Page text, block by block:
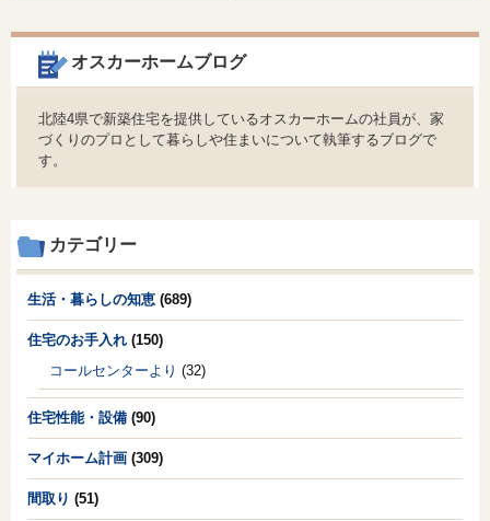
オスカーホームブログ
北陸4県で新築住宅を提供しているオスカーホームの社員が、家
づくりのプロとして暮らしや住まいについて執筆するブログで
す。
カテゴリー
生活・暮らしの知恵 (689)
住宅のお手入れ (150)
コールセンターより (32)
住宅性能・設備 (90)
マイホーム計画 (309)
間取り (51)